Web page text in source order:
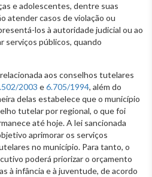
e adolescentes, dentre suas
atender casos de violação ou
los à autoridade judicial ou ao
serviços públicos, quando
aos conselhos tutelares
2003 e6.705/1994, além do
delas estabelece que o município
tutelar por regional, o que foi
até hoje. A lei sancionada
aprimorar os serviços
no município. Para tanto, o
poderá priorizar o orçamento
à infância e à juventude, de acordo